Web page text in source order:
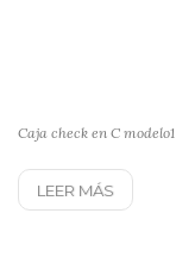
Caja check en C modelo1
LEER MÁS